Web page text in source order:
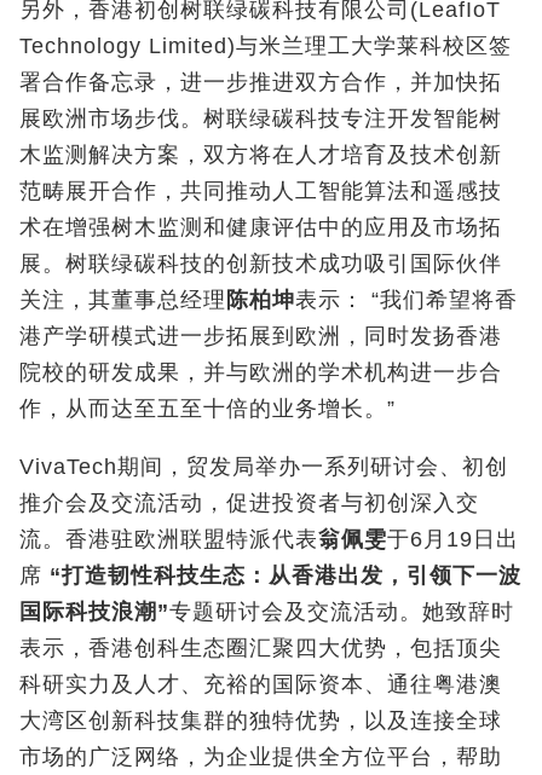
另外，香港初创树联绿碳科技有限公司(LeafIoT
Technology Limited)与米兰理工大学莱科校区签
署合作备忘录，进一步推进双方合作，并加快拓
展欧洲市场步伐。树联绿碳科技专注开发智能树
木监测解决方案，双方将在人才培育及技术创新
范畴展开合作，共同推动人工智能算法和遥感技
术在增强树木监测和健康评估中的应用及市场拓
展。树联绿碳科技的创新技术成功吸引国际伙伴
关注，其董事总经理 陈柏坤表示： “我们希望将香
港产学研模式进一步拓展到欧洲，同时发扬香港
院校的研发成果，并与欧洲的学术机构进一步合
作，从而达至五至十倍的业务增长。”
VivaTech期间，贸发局举办一系列研讨会、初创
推介会及交流活动，促进投资者与初创深入交
流。香港驻欧洲联盟特派代表翁佩雯于6月19日出
席 “打造韧性科技生态：从香港出发，引领下一波
国际科技浪潮 ”专题研讨会及交流活动。她致辞时
表示，香港创科生态圈汇聚四大优势，包括顶尖
科研实力及人才、充裕的国际资本、通往粤港澳
大湾区创新科技集群的独特优势，以及连接全球
市场的广泛网络，为企业提供全方位平台，帮助